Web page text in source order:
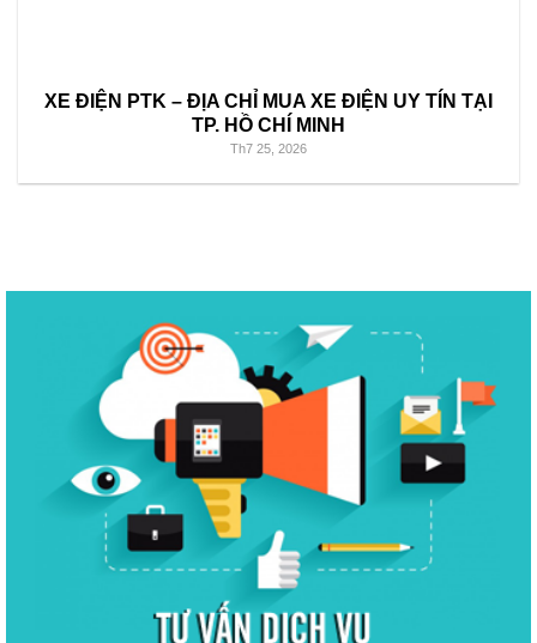
XE ĐIỆN PTK – ĐỊA CHỈ MUA XE ĐIỆN UY TÍN TẠI
TP. HỒ CHÍ MINH
Th7 25, 2026